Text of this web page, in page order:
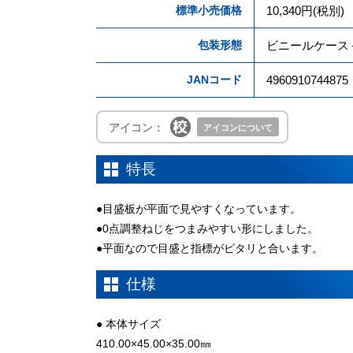
標準小売価格 10,340円(税別)
包装形態 ビニールケース
JANコード 4960910744875
アイコン： アイコンについて
特長
●目盛板が平面で見やすくなっています。
●0点調整ねじをつまみやすい形にしました。
●平面なので目盛と指標がピタリと合います。
仕様
● 本体サイズ
410.00×45.00×35.00㎜